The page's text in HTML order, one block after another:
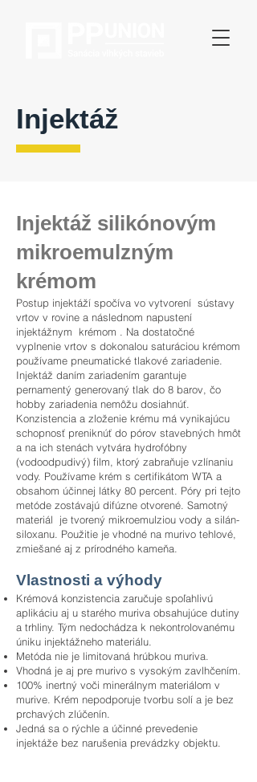
Injektáž
Injektáž silikónovým
mikroemulzným
krémom
Postup injektáží spočíva vo vytvorení sústavy
vrtov v rovine a následnom napustení
injektážnym krémom . Na dostatočné
vyplnenie vrtov s dokonalou saturáciou krémom
používame pneumatické tlakové zariadenie.
Injektáž daním zariadením garantuje
pernamentý generovaný tlak do 8 barov, čo
hobby zariadenia nemôžu dosiahnúť.
Konzistencia a zloženie krému má vynikajúcu
schopnosť preniknúť do pórov stavebných hmôt
a na ich stenách vytvára hydrofóbny
(vodoodpudivý) film, ktorý zabraňuje vzlínaniu
vody. Používame krém s certifikátom WTA a
obsahom účinnej látky 80 percent. Póry pri tejto
metóde zostávajú difúzne otvorené. Samotný
materiál je tvorený mikroemulziou vody a silán-
siloxanu. Použitie je vhodné na murivo tehlové,
zmiešané aj z prírodného kameňa.
Vlastnosti a výhody
Krémová konzistencia zaručuje spoľahlivú
aplikáciu aj u starého muriva obsahujúce dutiny
a trhliny. Tým nedochádza k nekontrolovanému
úniku injektážneho materiálu.
Metóda nie je limitovaná hrúbkou muriva.
Vhodná je aj pre murivo s vysokým zavlhčením.
100% inertný voči minerálnym materiálom v
murive. Krém nepodporuje tvorbu solí a je bez
prchavých zlúčenín.
Jedná sa o rýchle a účinné prevedenie
injektáže bez narušenia prevádzky objektu.